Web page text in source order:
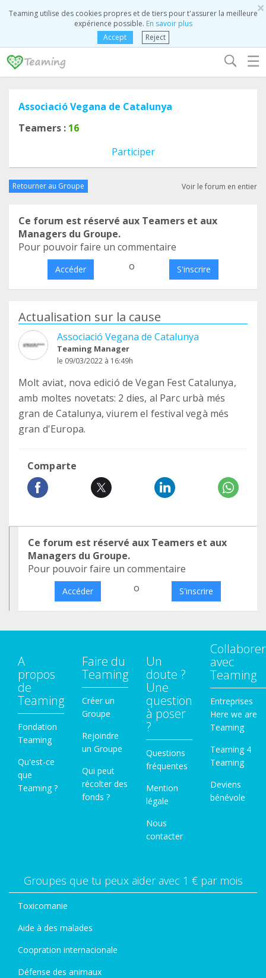
×
Teaming utilise des cookies propres et de tiers pour t'assurer la meilleure
expérience possible. En savoir plus
Accept
Reject
☰
Associació Vegana de Catalunya
Teamers : 16
Participer
Retourner au Groupe Voir le forum en entier
Ce forum est réservé aux Teamers et aux
Managers du Groupe.
Pour pouvoir faire un commentaire
Accéder o S'inscrire
Actualisation sur la cause
Associació Vegana de Catalunya
Teaming Manager
le 09/03/2022 à 16:49h
Molt aviat, nova edició de Vegan Fest Catalunya,
amb moltes novetats: 2 dies, al Parc urbà més
gran de Catalunya, viurem el festival vegà més
gran d'Europa.
Comparte
Ce forum est réservé aux Teamers et aux
Managers du Groupe.
Pour pouvoir faire un commentaire
Accéder o S'inscrire
A
propos
de
Teaming
Fondation
Teaming
Qu'est-ce
que
Teaming ?
Faire du
Teaming
Créer un
Groupe
Rejoindre
un Groupe
Qui peut
récolter des
fonds ?
Un
doute ?
Une
question
à poser
?
Questions
fréquentes
Mention
légale
Nous
contacter
Collaborer
avec
Teaming
Entreprises
Here we are
Teaming
Teaming 4
Teaming
Deviens
bénévole
Groupes que tu peux aider avec 1 € par mois
Toxicomanie
Aide à des malades
Coopration internacionale
Défense des animaux